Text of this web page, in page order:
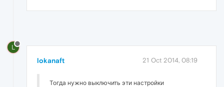
L
lokanaft 21 Oct 2014, 08:19
Тогда нужно выключить эти настройки